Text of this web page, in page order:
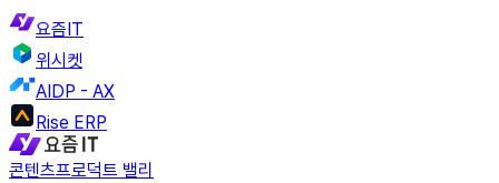
요즘IT
위시켓
AIDP - AX
Rise ERP
콘텐츠프로덕트 밸리